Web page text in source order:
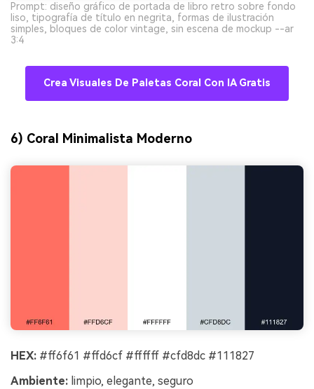
Prompt: diseño gráfico de portada de libro retro sobre fondo
liso, tipografía de título en negrita, formas de ilustración
simples, bloques de color vintage, sin escena de mockup --ar
3:4
Crea Visuales De Paletas Coral Con IA Gratis
6) Coral Minimalista Moderno
HEX: #ff6f61 #ffd6cf #ffffff #cfd8dc #111827
Ambiente: limpio, elegante, seguro